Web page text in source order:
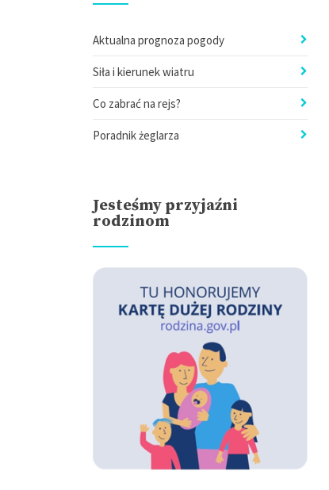
Aktualna prognoza pogody
Siła i kierunek wiatru
Co zabrać na rejs?
Poradnik żeglarza
Jesteśmy przyjaźni
rodzinom